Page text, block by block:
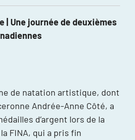
Une journée de deuxièmes
de natation artistique, dont
Andrée-Anne Côté, a
d’argent lors de la
FINA, qui a pris fin